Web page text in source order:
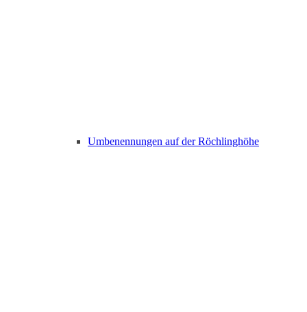
Umbenennungen auf der Röchlinghöhe